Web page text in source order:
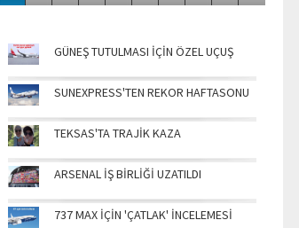
GÜNEŞ TUTULMASI İÇİN ÖZEL UÇUŞ
SUNEXPRESS'TEN REKOR HAFTASONU
TEKSAS'TA TRAJİK KAZA
ARSENAL İŞ BİRLİĞİ UZATILDI
737 MAX İÇİN 'ÇATLAK' İNCELEMESİ